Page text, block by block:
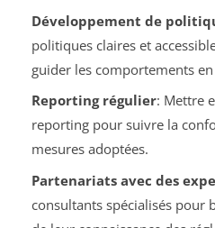
Développement de
politiques claires et
guider les comportements
Reporting régulier: Mettre
reporting pour suivre la
mesures adoptées.
Partenariats avec des
consultants spécialisés pour